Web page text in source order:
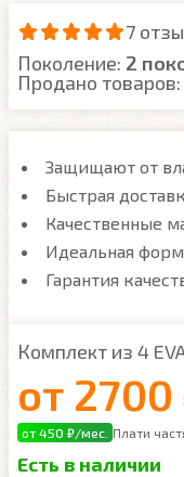
7
Поколение: 2
Продано товаров:
Защищают от
Быстрая
Качественные
Идеальная
Гарантия
Комплект из 4
от 2700
от 450 ₽/мес. Плати
Есть в наличии